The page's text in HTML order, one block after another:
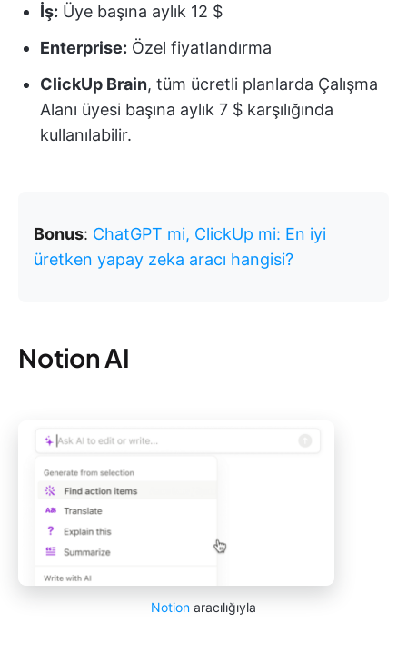
İş: Üye başına aylık 12 $
Enterprise: Özel fiyatlandırma
ClickUp Brain, tüm ücretli planlarda Çalışma
Alanı üyesi başına aylık 7 $ karşılığında
kullanılabilir.
Bonus: ChatGPT mi, ClickUp mi: En iyi
üretken yapay zeka aracı hangisi?
Notion AI
Notion aracılığıyla